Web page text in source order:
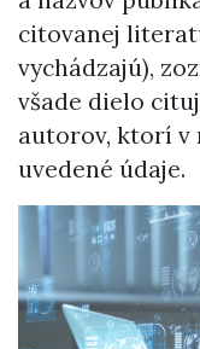
citovanej
vychádzajú),
všade dielo
autorov, ktorí v
uvedené údaje.